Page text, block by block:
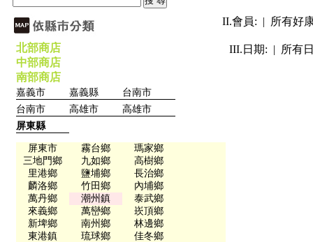
北部商店
中部商店
南部商店
嘉義市 嘉義縣
台南市
台南市
高雄市
高雄市
屏東縣
屏東市 霧台鄉
瑪家鄉
三地門鄉
九如鄉
高樹鄉
里港鄉
鹽埔鄉
長治鄉
麟洛鄉
竹田鄉
內埔鄉
萬丹鄉
潮州鎮
泰武鄉
來義鄉
萬巒鄉
崁頂鄉
新埤鄉
南州鄉
林邊鄉
東港鎮
琉球鄉
佳冬鄉
II.會員: | 所有好
III.日期: | 所有